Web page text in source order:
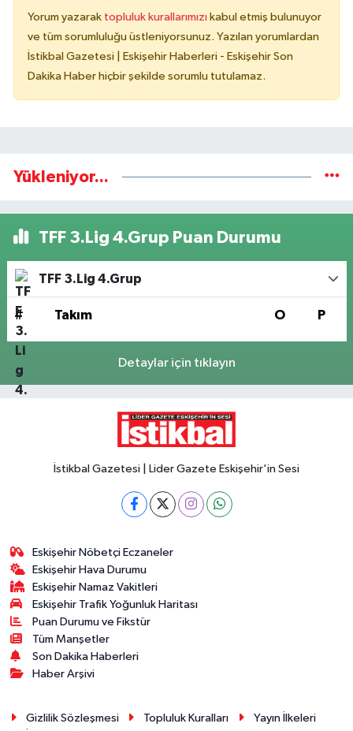
Yorum yazarak topluluk kurallarımızı kabul etmiş bulunuyor
ve tüm sorumluluğu üstleniyorsunuz. Yazılan yorumlardan
İstikbal Gazetesi | Eskişehir Haberleri - Eskişehir Son
Dakika Haber hiçbir şekilde sorumlu tutulamaz.
Yükleniyor...
TFF 3.Lig 4.Grup Puan Durumu
TFF 3.Lig 4.Grup
# Takım O P
Detaylar için tıklayın
İstikbal Gazetesi | Lider Gazete Eskişehir'in Sesi
Eskişehir Nöbetçi Eczaneler
Eskişehir Hava Durumu
Eskişehir Namaz Vakitleri
Eskişehir Trafik Yoğunluk Haritası
Puan Durumu ve Fikstür
Tüm Manşetler
Son Dakika Haberleri
Haber Arşivi
Gizlilik Sözleşmesi Topluluk Kuralları
Yayın İlkeleri